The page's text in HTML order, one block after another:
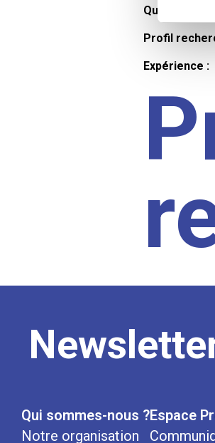
Profil
Expérience :
Qui sommes-nous ?
Notre organisation
Espace